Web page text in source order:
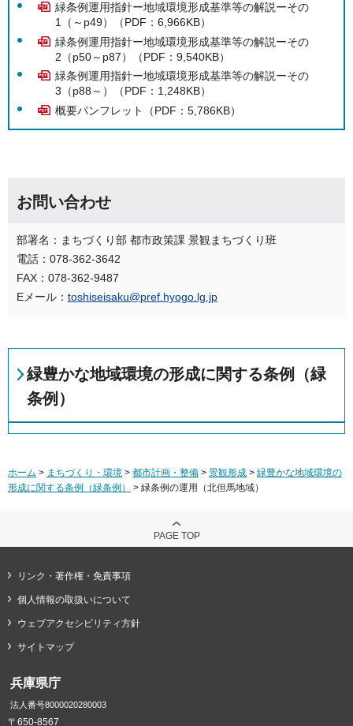
緑条例運用指針ー地域環境形成基準等の解説ーその
1（～p49）（PDF：6,966KB）
緑条例運用指針ー地域環境形成基準等の解説ーその
2（p50～p87）（PDF：9,540KB）
緑条例運用指針ー地域環境形成基準等の解説ーその
3（p88～）（PDF：1,248KB）
概要パンフレット（PDF：5,786KB）
お問い合わせ
部署名：まちづくり部 都市政策課 景観まちづくり班
電話：078-362-3642
FAX：078-362-9487
Eメール： toshiseisaku@pref.hyogo.lg.jp
緑豊かな地域環境の形成に関する条例（緑
条例）
ホーム > まちづくり・環境 > 都市計画・整備 > 景観形成 > 緑豊かな地域環境の
形成に関する条例（緑条例）
> 緑条例の運用（北但馬地域）
PAGE TOP
リンク・著作権・免責事項
個人情報の取扱いについて
ウェブアクセシビリティ方針
サイトマップ
兵庫県庁
法人番号8000020280003
〒650-8567